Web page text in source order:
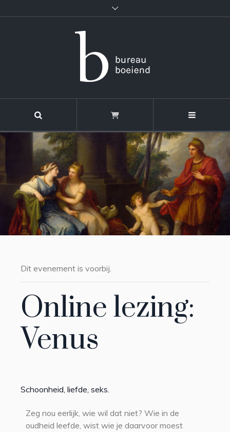
Dit evenement is voorbij.
Online lezing:
Venus
Schoonheid, liefde, seks.
Zeg nou eerlijk, wie wil dat niet? Wie in de
oudheid leefde, wist wie je daarvoor moest